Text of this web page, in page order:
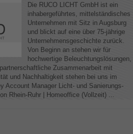
Die RUCO LICHT GmbH ist ein
inhabergeführtes, mittelständisches
Unternehmen mit Sitz in Augsburg
und blickt auf eine über 75-jährige
Unternehmensgeschichte zurück.
Von Beginn an stehen wir für
hochwertige Beleuchtungslösungen,
Zusammenarbeit mit
und Nachhaltigkeit stehen bei uns im
Account Manager Licht- und Sanierungs-
Rhein-Ruhr | Homeoffice (Vollzeit) ...